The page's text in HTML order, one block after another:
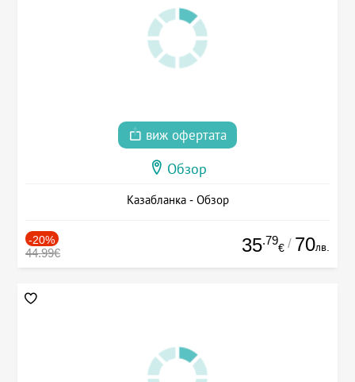
виж офертата
Обзор
Казабланка - Обзор
-20%
44.99€ 35.79
€ / 70лв.